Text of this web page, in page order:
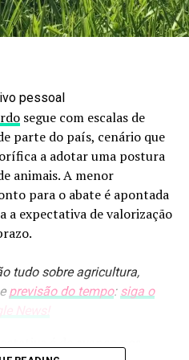
do Sul mantém
de toneladas, enquanto o
milho em MS atinge 37,3%
Canal Rural.
pessoal
segue com escalas de
parte do país, cenário que
a adotar uma postura
animais. A menor
para o abate é apontada
expectativa de valorização
tudo sobre agricultura,
previsão do tempo: siga o
News!